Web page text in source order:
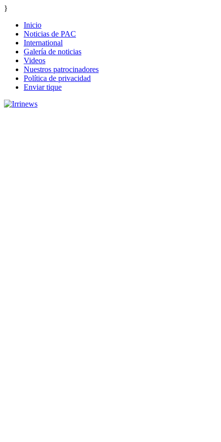
}
Inicio
Noticias de PAC
International
Galería de noticias
Videos
Nuestros patrocinadores
Política de privacidad
Enviar tique